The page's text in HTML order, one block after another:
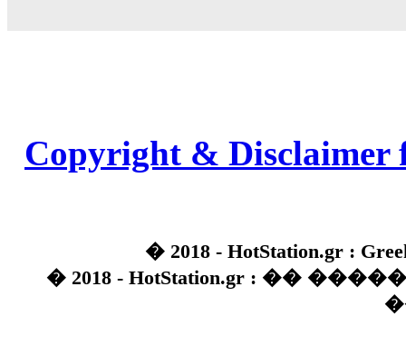
Copyright & Disclaimer
� 2018 - HotStation.gr :
� 2018 - HotStation.gr : ��